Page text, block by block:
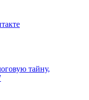
тайну,